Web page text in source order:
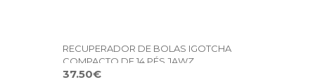
RECUPERADOR DE BOLAS IGOTCHA
COMPACTO DE 14 PÉS JAWZ
37.50€